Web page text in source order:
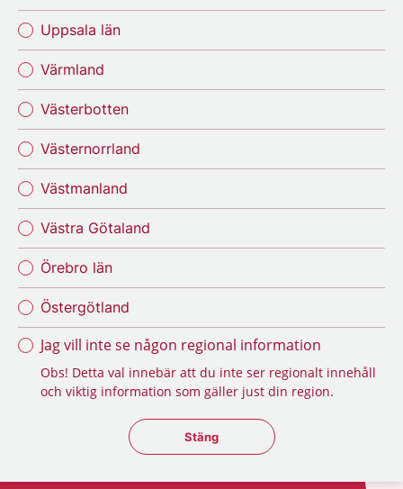
Uppsala län
Värmland
Västerbotten
Västernorrland
Västmanland
Västra Götaland
Örebro län
Östergötland
Jag vill inte se någon regional information
Obs! Detta val innebär att du inte ser regionalt innehåll
och viktig information som gäller just din region.
Stäng regionsväljaren
Stäng